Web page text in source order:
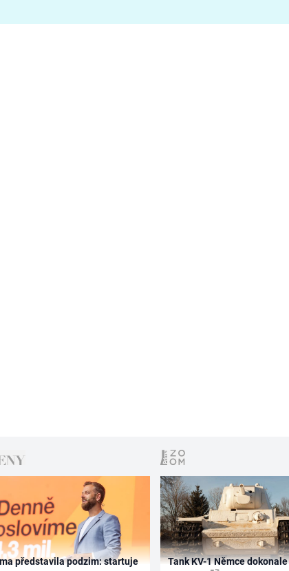
představila podzim: startuje
Tank KV-1 Němce dokonale